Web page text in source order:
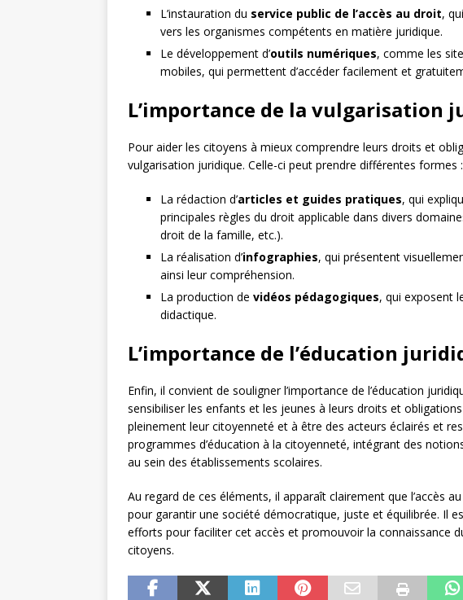
L’instauration du service public de l’accès au droit,
vers les organismes compétents en matière juridique.
Le développement d’outils numériques, comme les
mobiles, qui permettent d’accéder facilement et
L’importance de la vulgarisation
Pour aider les citoyens à mieux comprendre leurs droits et
vulgarisation juridique. Celle-ci peut prendre différentes formes :
La rédaction d’articles et guides pratiques, qui
principales règles du droit applicable dans divers
droit de la famille, etc.).
La réalisation d’infographies, qui présentent
ainsi leur compréhension.
La production de vidéos pédagogiques, qui exposent
didactique.
L’importance de l’éducation
Enfin, il convient de souligner l’importance de l’éducation
sensibiliser les enfants et les jeunes à leurs droits et
pleinement leur citoyenneté et à être des acteurs éclairés et
programmes d’éducation à la citoyenneté, intégrant des
au sein des établissements scolaires.
Au regard de ces éléments, il apparaît clairement que l’accès
pour garantir une société démocratique, juste et équilibrée. Il
efforts pour faciliter cet accès et promouvoir la connaissance
citoyens.